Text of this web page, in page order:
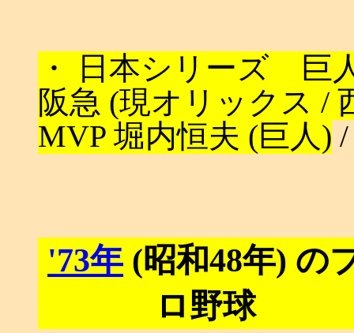
・ 日本シリーズ 巨
阪急 (現オリックス /
MVP 堀内恒夫 (巨人)
'73年 (昭和48年) の
ロ野球